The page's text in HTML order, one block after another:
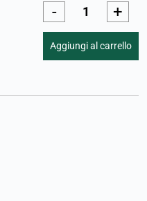
- +
Aggiungi al carrello